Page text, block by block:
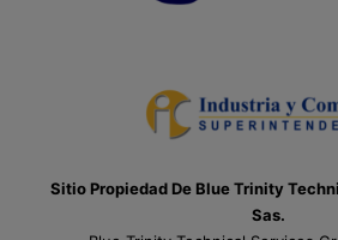
Sitio Propiedad De Blue Trinity
Sas.